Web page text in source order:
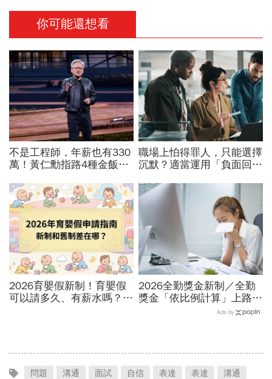
你可能還想看
不是工程師，年薪也有330
萬！黃仁勳指路4種金飯
過優渥生活…AI時代搶手職
業曝光
職場上怕得罪人，只能選擇
沉默？適當運用「負面回
2026育嬰假新制！育嬰假
可以請多久、有薪水嗎？育
2026全勤獎金新制／全勤
獎金「依比例計算」上路！
請1天假扣多少？請病假怎
Ads by
問題 溝通 面試 自信 表達 表達
溝通